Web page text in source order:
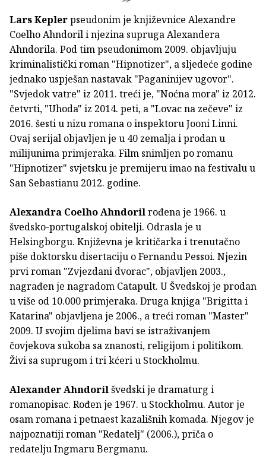
Lars Keplerpseudonim je književnice Alexandre
Coelho Ahndoril i njezina supruga Alexandera
Ahndorila. Pod tim pseudonimom 2009. objavljuju
kriminalistički roman "Hipnotizer", a sljedeće godine
jednako uspješan nastavak "Paganinijev ugovor".
"Svjedok vatre" iz 2011. treći je, "Noćna mora" iz 2012.
četvrti, "Uhoda" iz 2014. peti, a "Lovac na zečeve" iz
2016. šesti u nizu romana o inspektoru Jooni Linni.
Ovaj serijal objavljen je u 40 zemalja i prodan u
milijunima primjeraka. Film snimljen po romanu
"Hipnotizer" svjetsku je premijeru imao na festivalu u
San Sebastianu 2012. godine.
Alexandra Coelho Ahndorilrođena je 1966. u
švedsko-portugalskoj obitelji. Odrasla je u
Helsingborgu. Književna je kritičarka i trenutačno
piše doktorsku disertaciju o Fernandu Pessoi. Njezin
prvi roman "Zvjezdani dvorac", objavljen 2003.,
nagrađen je nagradom Catapult. U Švedskoj je prodan
u više od 10.000 primjeraka. Druga knjiga "Brigitta i
Katarina" objavljena je 2006., a treći roman "Master"
2009. U svojim djelima bavi se istraživanjem
čovjekova sukoba sa znanosti, religijom i politikom.
Živi sa suprugom i tri kćeri u Stockholmu.
Alexander Ahndorilšvedski je dramaturg i
romanopisac. Rođen je 1967. u Stockholmu. Autor je
osam romana i petnaest kazališnih komada. Njegov je
najpoznatiji roman "Redatelj" (2006.), priča o
redatelju Ingmaru Bergmanu.